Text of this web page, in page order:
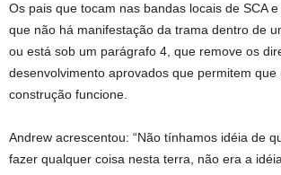
Os pais que tocam nas bandas locais de SCA
que não há manifestação da trama dentro de
ou está sob um parágrafo 4, que remove os
desenvolvimento aprovados que permitem
construção funcione.
Andrew acrescentou: “Não tínhamos idéia de
fazer qualquer coisa nesta terra, não era a